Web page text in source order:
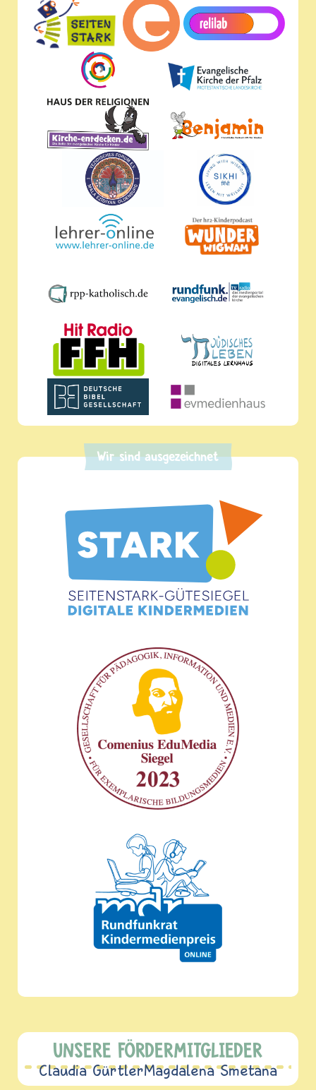
Wir sind ausgezeichnet
UNSERE FÖRDERMITGLIEDER
Claudia GürtlerMagdalena Smetana